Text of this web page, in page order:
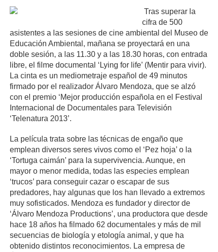
Tras superar la
cifra de 500
asistentes a las sesiones de cine ambiental del Museo de
Educación Ambiental, mañana se proyectará en una
doble sesión, a las 11.30 y a las 18.30 horas, con entrada
libre, el filme documental ‘Lying for life’ (Mentir para vivir).
La cinta es un mediometraje español de 49 minutos
firmado por el realizador Álvaro Mendoza, que se alzó
con el premio ‘Mejor producción española en el Festival
Internacional de Documentales para Televisión
‘Telenatura 2013’.
La película trata sobre las técnicas de engaño que
emplean diversos seres vivos como el ‘Pez hoja’ o la
‘Tortuga caimán’ para la supervivencia. Aunque, en
mayor o menor medida, todas las especies emplean
‘trucos’ para conseguir cazar o escapar de sus
predadores, hay algunas que los han llevado a extremos
muy sofisticados. Mendoza es fundador y director de
‘Álvaro Mendoza Productions’, una productora que desde
hace 18 años ha filmado 62 documentales y más de mil
secuencias de biología y etología animal, y que ha
obtenido distintos reconocimientos. La empresa de